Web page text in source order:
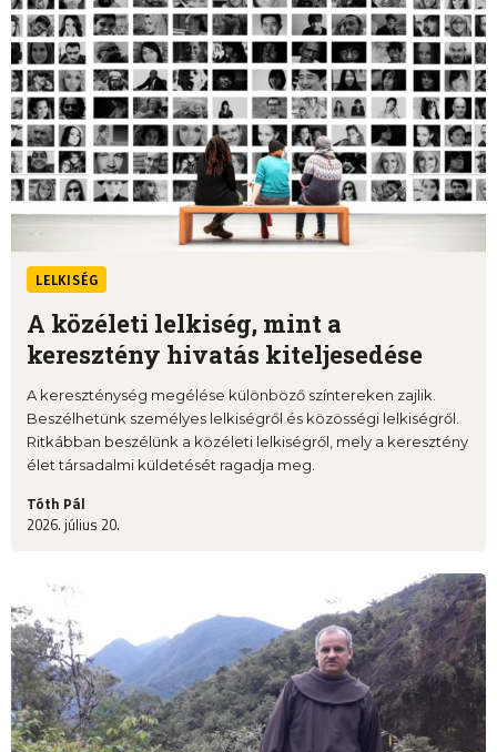
LELKISÉG
A közéleti lelkiség, mint a
keresztény hivatás kiteljesedése
A kereszténység megélése különböző színtereken zajlik.
Beszélhetünk személyes lelkiségről és közösségi lelkiségről.
Ritkábban beszélünk a közéleti lelkiségről, mely a keresztény
élet társadalmi küldetését ragadja meg.
Tóth Pál
2026. július 20.